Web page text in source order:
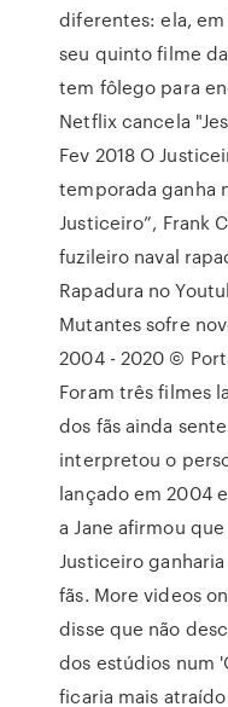
diferentes: ela,
seu quinto filme
tem fôlego para
Netflix cancela
Fev 2018 O
temporada ganha
Justiceiro”, Frank
fuzileiro naval
Rapadura no
Mutantes sofre
2004 - 2020 ©
Foram três filmes
dos fãs ainda
interpretou o
lançado em 2004
a Jane afirmou
Justiceiro
fãs. More videos
disse que não
dos estúdios num
ficaria mais